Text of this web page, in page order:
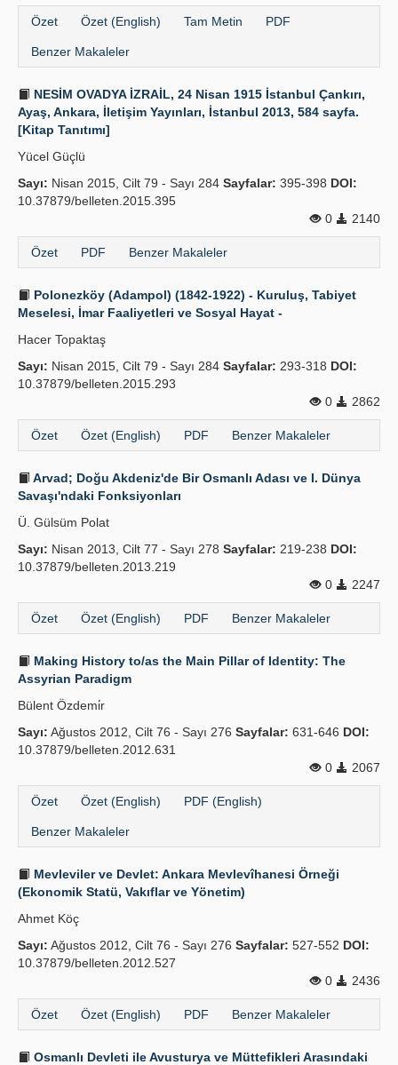
Özet Özet (English) Tam Metin PDF
Benzer Makaleler
NESİM OVADYA İZRAİL, 24 Nisan 1915 İstanbul Çankırı,
Ayaş, Ankara, İletişim Yayınları, İstanbul 2013, 584 sayfa.
[Kitap Tanıtımı]
Yücel Güçlü
Sayı: Nisan 2015, Cilt 79 - Sayı 284 Sayfalar: 395-398 DOI:
10.37879/belleten.2015.395
0
2140
Özet PDF Benzer Makaleler
Polonezköy (Adampol) (1842-1922) - Kuruluş, Tabiyet
Meselesi, İmar Faaliyetleri ve Sosyal Hayat -
Hacer Topaktaş
Sayı: Nisan 2015, Cilt 79 - Sayı 284 Sayfalar: 293-318 DOI:
10.37879/belleten.2015.293
0
2862
Özet Özet (English) PDF Benzer Makaleler
Arvad; Doğu Akdeniz'de Bir Osmanlı Adası ve I. Dünya
Savaşı'ndaki Fonksiyonları
Ü. Gülsüm Polat
Sayı: Nisan 2013, Cilt 77 - Sayı 278 Sayfalar: 219-238 DOI:
10.37879/belleten.2013.219
0
2247
Özet Özet (English) PDF Benzer Makaleler
Making History to/as the Main Pillar of Identity: The
Assyrian Paradigm
Bülent Özdemi̇r
Sayı: Ağustos 2012, Cilt 76 - Sayı 276 Sayfalar: 631-646 DOI:
10.37879/belleten.2012.631
0
2067
Özet Özet (English) PDF (English)
Benzer Makaleler
Mevleviler ve Devlet: Ankara Mevlevîhanesi Örneği
(Ekonomik Statü, Vakıflar ve Yönetim)
Ahmet Köç
Sayı: Ağustos 2012, Cilt 76 - Sayı 276 Sayfalar: 527-552 DOI:
10.37879/belleten.2012.527
0
2436
Özet Özet (English) PDF Benzer Makaleler
Osmanlı Devleti ile Avusturya ve Müttefikleri Arasındaki